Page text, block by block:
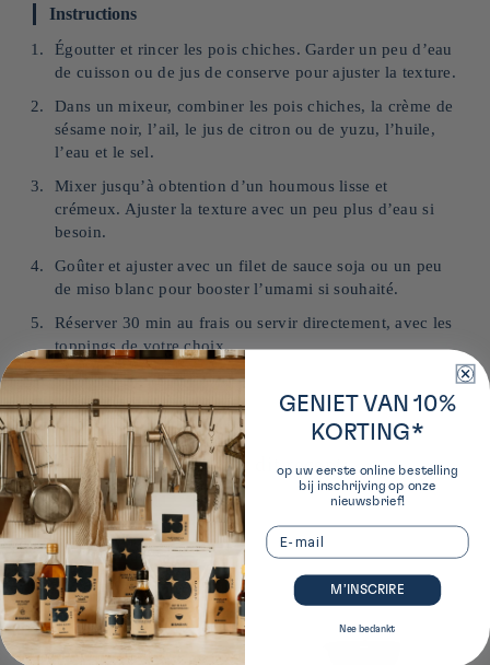
Instructions
Égoutter et rincer les pois chiches. Garder un peu d’eau
de cuisson ou de jus de conserve pour ajuster la texture.
Dans un mixeur, combiner les pois chiches, la crème de
sésame noir, l’ail, le jus de citron ou de yuzu, l’huile,
l’eau et le sel.
Mixer jusqu’à obtention d’un houmous lisse et
crémeux. Ajuster la texture avec un peu plus d’eau si
besoin.
Goûter et ajuster avec un filet de sauce soja ou un peu
de miso blanc pour booster l’umami si souhaité.
Réserver 30 min au frais ou servir directement, avec les
toppings de votre choix.
Onze aanbevelingen voor dit recept:
GENIET VAN 10%
KORTING*
op uw eerste online bestelling
bij inschrijving op onze
nieuwsbrief!
Email
M’INSCRIRE
Nee bedankt